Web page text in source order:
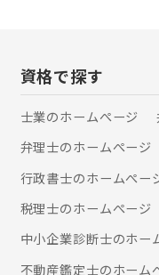
資格で探す
士業のホームぺージ
弁理士のホームぺージ
行政書士のホームぺー
税理士のホームぺージ
中小企業診断士のホー
不動産鑑定士のホーム